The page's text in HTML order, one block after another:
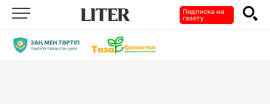
Подписка на
газету